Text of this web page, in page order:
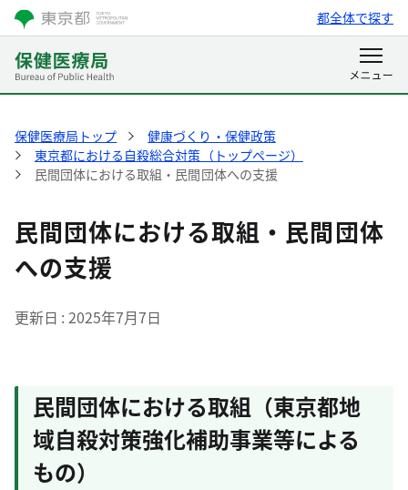
都全体で探す
保健医療局トップ
健康づくり・保健政策
東京都における自殺総合対策（トップページ）
民間団体における取組・民間団体への支援
民間団体における取組・民間団体
への支援
更新日 2025年7月7日
民間団体における取組（東京都地
域自殺対策強化補助事業等による
もの）